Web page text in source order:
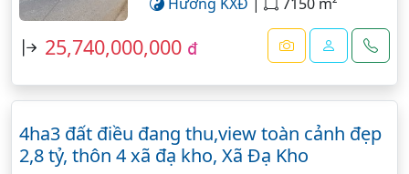
25,740,000,000 đ
4ha3 đất điều đang thu,view toàn cảnh đẹp
2,8 tỷ, thôn 4 xã đạ kho, Xã Đạ Kho